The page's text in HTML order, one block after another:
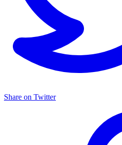
Share on Twitter